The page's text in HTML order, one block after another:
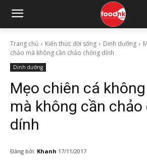
Trang chủ Kiến thức đời sống Dinh dưỡng
chảo mà không cần chảo chống dính
Dinh dưỡng
Mẹo chiên cá
mà không cần chảo
dính
Đăng bởi: Khanh 17/11/2017